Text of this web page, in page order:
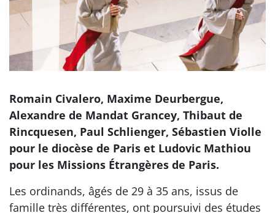
Romain Civalero, Maxime Deurbergue,
Alexandre de Mandat Grancey, Thibaut de
Rincquesen, Paul Schlienger, Sébastien Violle
pour le diocèse de Paris et Ludovic Mathiou
pour les Missions Étrangères de Paris.
Les ordinands, âgés de 29 à 35 ans, issus de
famille très différentes, ont poursuivi des études